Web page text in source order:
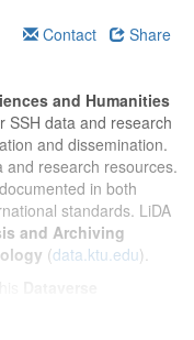
Contact Share
and Humanities
SSH data and research
and dissemination.
and research resources.
in both
standards. LiDA
and Archiving
(data.ktu.edu).